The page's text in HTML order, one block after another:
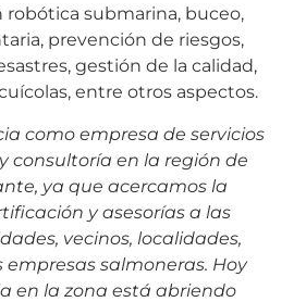
robótica submarina, buceo,
prevención de riesgos,
gestión de la calidad,
entre otros aspectos.
como empresa de servicios
consultoría en la región de
ya que acercamos la
y asesorías a las
vecinos, localidades,
empresas salmoneras. Hoy
en la zona está abriendo